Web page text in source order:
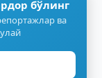
бўлинг
ва